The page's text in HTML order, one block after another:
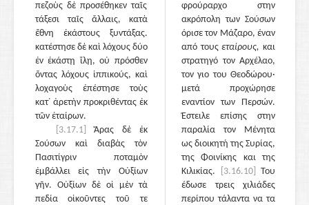
πεζοὺς δὲ προσέθηκεν ταῖς
τάξεσι ταῖς ἄλλαις, κατὰ
ἔθνη ἑκάστους ξυντάξας.
κατέστησε δὲ καὶ λόχους δύο
ἐν ἑκάστῃ ἴλῃ, οὐ πρόσθεν
ὄντας λόχους ἱππικούς, καὶ
λοχαγοὺς ἐπέστησε τοὺς
κατ᾽ ἀρετὴν προκριθέντας ἐκ
τῶν ἑταίρων.
[3.17.1]
Ἄρας δὲ ἐκ
Σούσων καὶ διαβὰς τὸν
Πασιτίγριν ποταμὸν
ἐμβάλλει εἰς τὴν Οὐξίων
γῆν. Οὐξίων δὲ οἱ μὲν τὰ
πεδία οἰκοῦντες τοῦ τε
φρούραρχο στην
ακρόπολη των Σούσων
όρισε τον Μάζαρο, έναν
από τουςεταίρους,και
στρατηγό τον Αρχέλαο,
τον γιο του Θεοδώρου·
μετά προχώρησε
εναντίον των Περσών.
Έστειλε επίσης στην
παραλία τον Μένητα
ως διοικητή της Συρίας,
της Φοινίκης και της
Κιλικίας.
[3.16.10]
Του
έδωσε τρεις χιλιάδες
περίπου τάλαντα να τα